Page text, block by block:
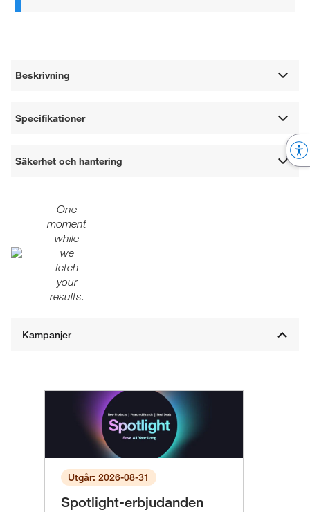
Beskrivning
Specifikationer
Säkerhet och hantering
One
moment
while
we
fetch
your
results.
Utgår: 2026-08-31
Spotlight-erbjudanden